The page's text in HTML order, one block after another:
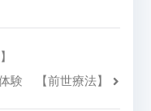
験 【前世療法】